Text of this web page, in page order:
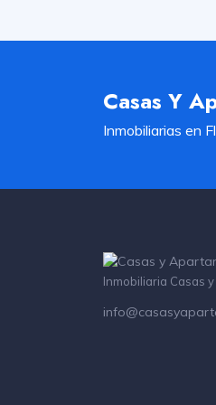
Casas Y
Inmobiliarias en
Inmobiliaria Casas